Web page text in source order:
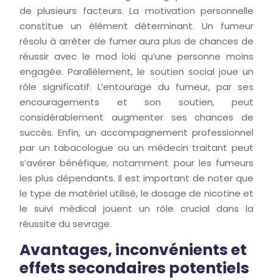
de plusieurs facteurs. La motivation personnelle
constitue un élément déterminant. Un fumeur
résolu à arrêter de fumer aura plus de chances de
réussir avec le mod loki qu’une personne moins
engagée. Parallèlement, le soutien social joue un
rôle significatif. L’entourage du fumeur, par ses
encouragements et son soutien, peut
considérablement augmenter ses chances de
succès. Enfin, un accompagnement professionnel
par un tabacologue ou un médecin traitant peut
s’avérer bénéfique, notamment pour les fumeurs
les plus dépendants. Il est important de noter que
le type de matériel utilisé, le dosage de nicotine et
le suivi médical jouent un rôle crucial dans la
réussite du sevrage.
Avantages, inconvénients et
effets secondaires potentiels